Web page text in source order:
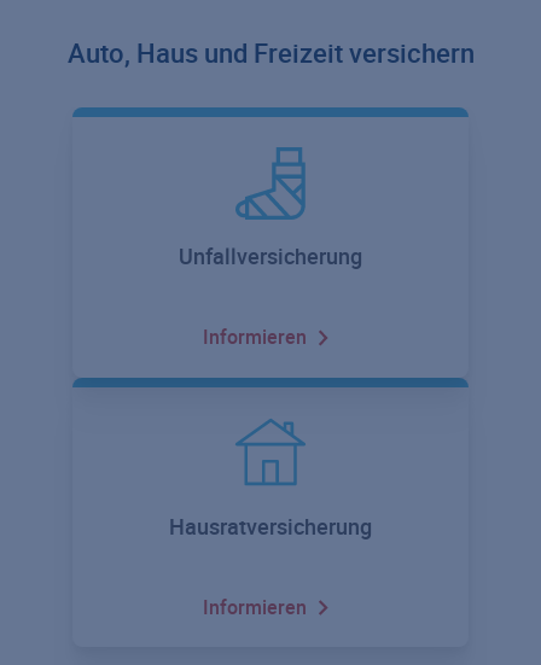
Auto, Haus und Freizeit versichern
Hausratversicherung
Informieren
Unfallversicherung
Informieren